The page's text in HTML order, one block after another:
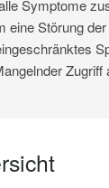
Symptome
eine Störung
Zugriff